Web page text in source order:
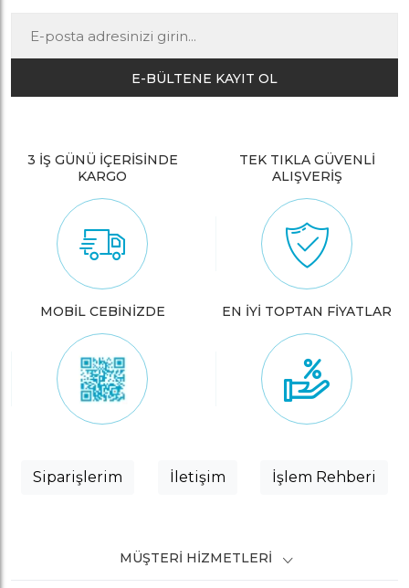
E-BÜLTENE KAYIT OL
3 İŞ GÜNÜ İÇERİSİNDE
KARGO
TEK TIKLA GÜVENLİ
ALIŞVERİŞ
MOBİL CEBİNİZDE EN İYİ TOPTAN FİYATLAR
Siparişlerim İletişim İşlem Rehberi
MÜŞTERI HIZMETLERI